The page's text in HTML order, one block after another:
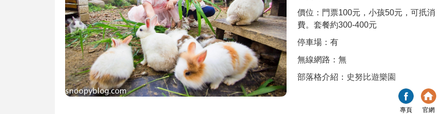
價位：門票100元，小孩50元，可扺消
費。套餐約300-400元
停車場：有
無線網路：無
部落格介紹： 史努比遊樂園
專頁 官網